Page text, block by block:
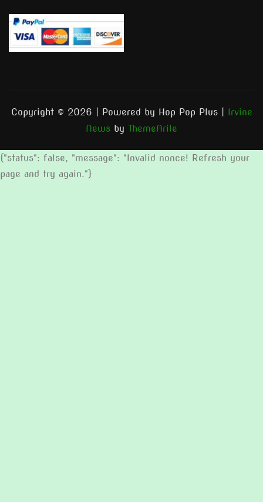
Copyright © 2026 | Powered by Hop Pop Plus
Irvine
News by ThemeArile
{"status": false, "message": "Invalid nonce! Refresh your
page and try again."}